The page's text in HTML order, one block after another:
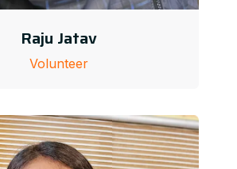
Raju Jatav
Volunteer